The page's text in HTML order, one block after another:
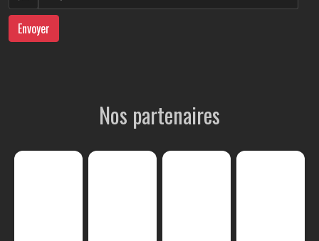
Envoyer
Nos partenaires